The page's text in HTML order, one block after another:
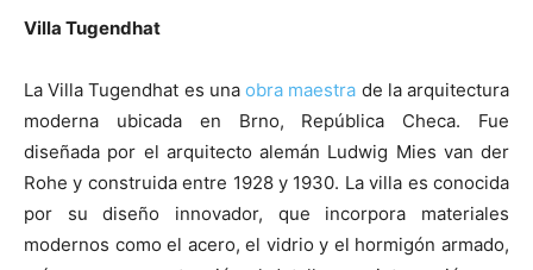
Villa Tugendhat
La Villa Tugendhat es unaobra maestra de la arquitectura
moderna ubicada en Brno, República Checa. Fue
diseñada por el arquitecto alemán Ludwig Mies van der
Rohe y construida entre 1928 y 1930. La villa es conocida
por su diseño innovador, que incorpora materiales
modernos como el acero, el vidrio y el hormigón armado,